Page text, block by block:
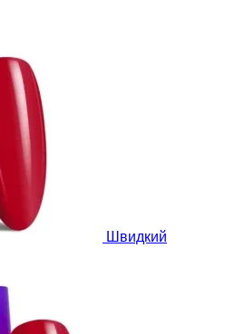
Швидкий